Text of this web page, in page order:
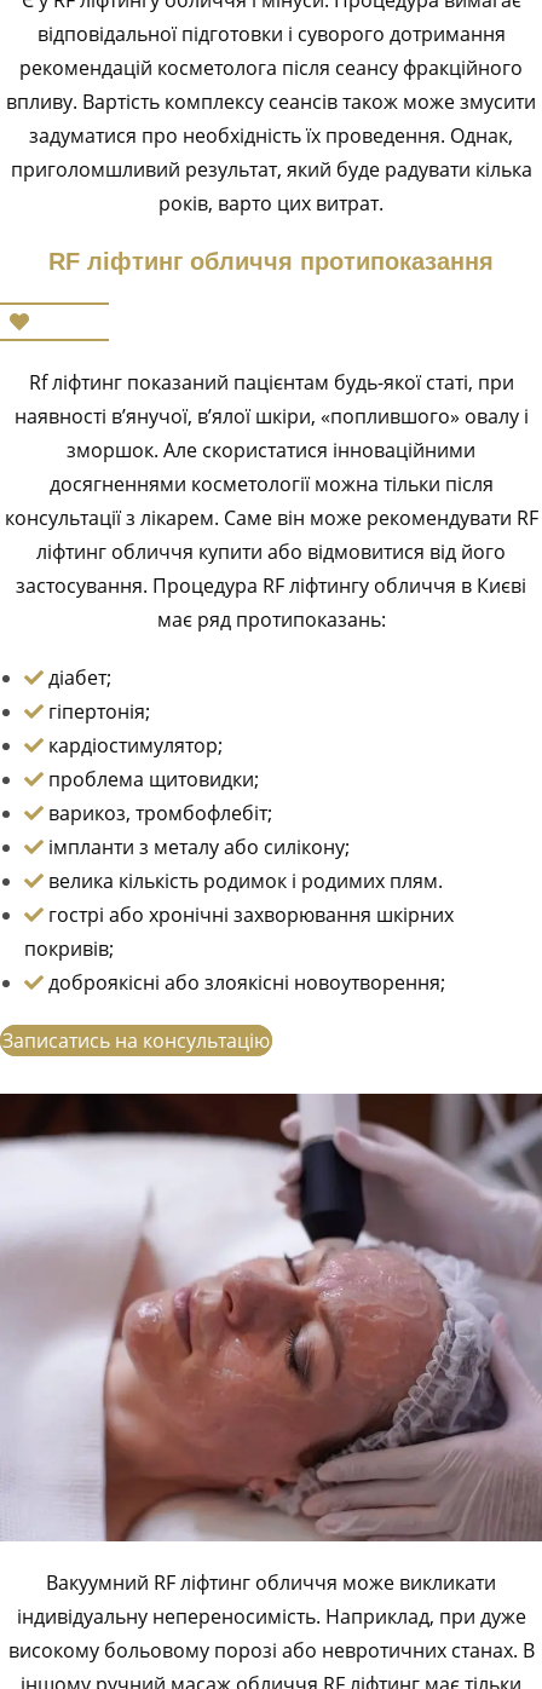
відповідальної підготовки і суворого дотримання
рекомендацій косметолога після сеансу фракційного
впливу. Вартість комплексу сеансів також може змусити
задуматися про необхідність їх проведення. Однак,
приголомшливий результат, який буде радувати кілька
років, варто цих витрат.
RF ліфтинг обличчя протипоказання
Rf ліфтинг показаний пацієнтам будь-якої статі, при
наявності в’янучої, в’ялої шкіри, «поплившого» овалу і
зморшок. Але скористатися інноваційними
досягненнями косметології можна тільки після
консультації з лікарем. Саме він може рекомендувати RF
ліфтинг обличчя купити або відмовитися від його
застосування. Процедура RF ліфтингу обличчя в Києві
має ряд протипоказань:
діабет;
гіпертонія;
кардіостимулятор;
проблема щитовидки;
варикоз, тромбофлебіт;
імпланти з металу або силікону;
велика кількість родимок і родимих плям.
гострі або хронічні захворювання шкірних
покривів;
доброякісні або злоякісні новоутворення;
Записатись на консультацію
Вакуумний RF ліфтинг обличчя може викликати
індивідуальну непереносимість. Наприклад, при дуже
високому больовому порозі або невротичних станах. В